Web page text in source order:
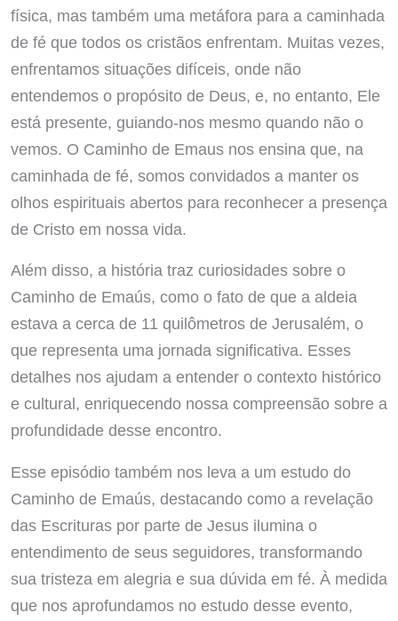
física, mas também uma metáfora para a caminhada
de fé que todos os cristãos enfrentam. Muitas vezes,
enfrentamos situações difíceis, onde não
entendemos o propósito de Deus, e, no entanto, Ele
está presente, guiando-nos mesmo quando não o
vemos. O Caminho de Emaus nos ensina que, na
caminhada de fé, somos convidados a manter os
olhos espirituais abertos para reconhecer a presença
de Cristo em nossa vida.
Além disso, a história traz curiosidades sobre o
Caminho de Emaús, como o fato de que a aldeia
estava a cerca de 11 quilômetros de Jerusalém, o
que representa uma jornada significativa. Esses
detalhes nos ajudam a entender o contexto histórico
e cultural, enriquecendo nossa compreensão sobre a
profundidade desse encontro.
Esse episódio também nos leva a um estudo do
Caminho de Emaús, destacando como a revelação
das Escrituras por parte de Jesus ilumina o
entendimento de seus seguidores, transformando
sua tristeza em alegria e sua dúvida em fé. À medida
que nos aprofundamos no estudo desse evento,